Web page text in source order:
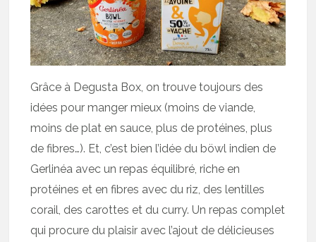
Grâce à Degusta Box, on trouve toujours des
idées pour manger mieux (moins de viande,
moins de plat en sauce, plus de protéines, plus
de fibres…). Et, c’est bien l’idée du böwl indien de
Gerlinéa avec un repas équilibré, riche en
protéines et en fibres avec du riz, des lentilles
corail, des carottes et du curry. Un repas complet
qui procure du plaisir avec l’ajout de délicieuses